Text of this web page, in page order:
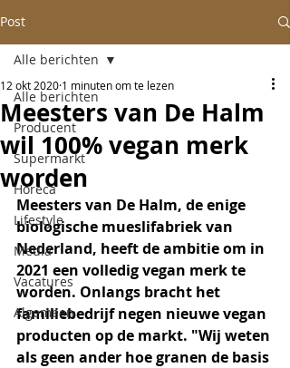
Post
Alle berichten
Producent
Supermarkt
Horeca
Lifestyle
Media
Vacatures
Algemeen
Alle berichten
Meesters van De Halm
wil 100% vegan merk
worden
12 okt 2020 1 minuten om te lezen
Meesters van De Halm, de enige
biologische mueslifabriek van
Nederland, heeft de ambitie om in
2021 een volledig vegan merk te
worden. Onlangs bracht het
familiebedrijf negen nieuwe vegan
producten op de markt. "Wij weten
als geen ander hoe granen de basis